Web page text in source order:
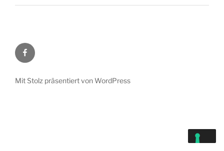
Mit Stolz präsentiert von WordPress